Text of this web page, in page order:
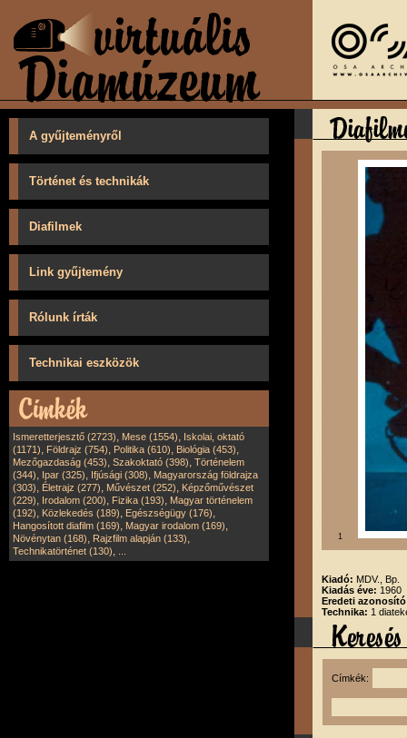
A gyűjteményről
Történet és technikák
Diafilmek
Link gyűjtemény
Rólunk írták
Technikai eszközök
Ismeretterjesztő (2723), Mese (1554), Iskolai, oktató
(1171), Földrajz (754), Politika (610), Biológia (453),
Mezőgazdaság (453), Szakoktató (398), Történelem
(344), Ipar (325), Ifjúsági (308), Magyarország földrajza
(303), Életrajz (277), Művészet (252), Képzőművészet
(229), Irodalom (200), Fizika (193), Magyar történelem
(192), Közlekedés (189), Egészségügy (176),
Hangosított diafilm (169), Magyar irodalom (169),
Növénytan (168), Rajzfilm alapján (133),
Technikatörténet (130),
1
Kiadó: MDV., Bp.
Kiadás éve: 1960
Eredeti
Technika: 1
Címkék: